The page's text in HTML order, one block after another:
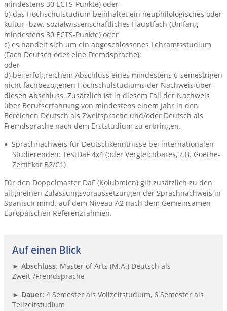
mindestens 30 ECTS-Punkte) oder
b) das Hochschulstudium beinhaltet ein neuphilologisches oder
kultur- bzw. sozialwissenschaftliches Hauptfach (Umfang
mindestens 30 ECTS-Punkte) oder
c) es handelt sich um ein abgeschlossenes Lehramtsstudium
(Fach Deutsch oder eine Fremdsprache);
oder
d) bei erfolgreichem Abschluss eines mindestens 6-semestrigen
nicht fachbezogenen Hochschulstudiums der Nachweis über
diesen Abschluss. Zusätzlich ist in diesem Fall der Nachweis
über Berufserfahrung von mindestens einem Jahr in den
Bereichen Deutsch als Zweitsprache und/oder Deutsch als
Fremdsprache nach dem Erststudium zu erbringen.
Sprachnachweis für Deutschkenntnisse bei internationalen
Studierenden: TestDaF 4x4 (oder Vergleichbares, z.B. Goethe-
Zertifikat B2/C1)
Für den Doppelmaster DaF (Kolubmien) gilt zusätzlich zu den
allgmeinen Zulassungsvoraussetzungen der Sprachnachweis in
Spanisch mind. auf dem Niveau A2 nach dem Gemeinsamen
Europäischen Referenzrahmen.
Auf einen Blick
► Abschluss: Master of Arts (M.A.) Deutsch als
Zweit-/Fremdsprache
► Dauer: 4 Semester als Vollzeitstudium, 6 Semester als
Teilzeitstudium